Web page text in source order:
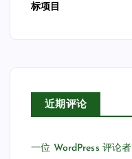
标项目
近期评论
一位 WordPress 评论者